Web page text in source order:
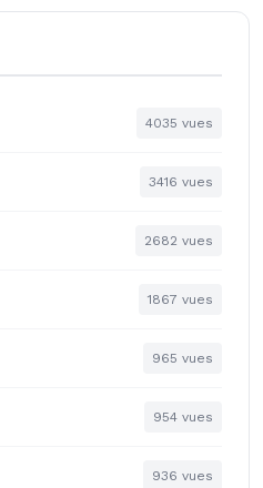
4035 vues
3416 vues
2682 vues
1867 vues
965 vues
954 vues
936 vues